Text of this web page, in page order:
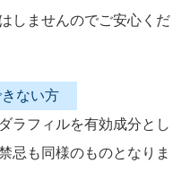
しませんのでご安心くだ
ない方
ラフィルを有効成分とし
忌も同様のものとなりま